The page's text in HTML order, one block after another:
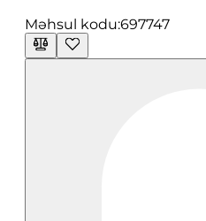
Məhsul kodu:697747